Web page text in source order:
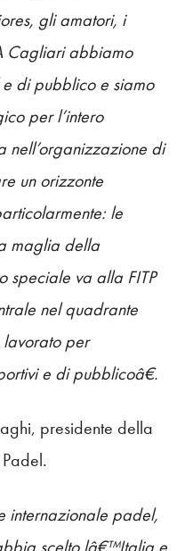
gli amatori, i
Cagliari abbiamo
di pubblico e siamo
per l’intero
nell’organizzazione di
un orizzonte
le
maglia della
speciale va alla FITP
nel quadrante
lavorato per
e di pubblicoâ€.
presidente della
internazionale padel,
scelto lâ€™Italia e